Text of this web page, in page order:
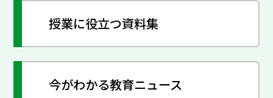
授業に役立つ資料集
今がわかる教育ニュース